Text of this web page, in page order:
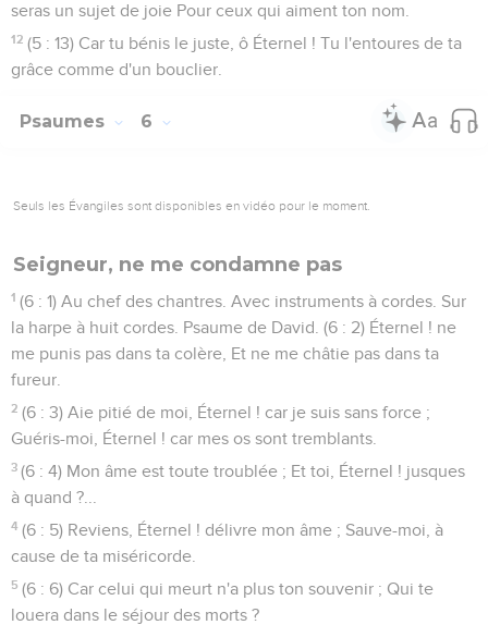
seras un sujet de joie Pour ceux qui aiment ton nom.
12 (5 : 13) Car tu bénis le juste, ô Éternel ! Tu l'entoures de ta
grâce comme d'un bouclier.
Psaumes 6
Seuls les Évangiles sont disponibles en vidéo pour le moment.
Seigneur, ne me condamne pas
1 (6 : 1) Au chef des chantres. Avec instruments à cordes. Sur
la harpe à huit cordes. Psaume de David. (6 : 2) Éternel ! ne
me punis pas dans ta colère, Et ne me châtie pas dans ta
fureur.
2 (6 : 3) Aie pitié de moi, Éternel ! car je suis sans force ;
Guéris-moi, Éternel ! car mes os sont tremblants.
3 (6 : 4) Mon âme est toute troublée ; Et toi, Éternel ! jusques
à quand ?...
4 (6 : 5) Reviens, Éternel ! délivre mon âme ; Sauve-moi, à
cause de ta miséricorde.
5 (6 : 6) Car celui qui meurt n'a plus ton souvenir ; Qui te
louera dans le séjour des morts ?